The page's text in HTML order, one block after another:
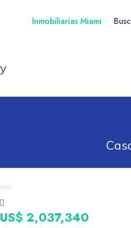
Inmobiliarias Miami
US$ 2,037,340